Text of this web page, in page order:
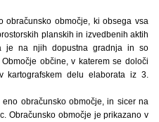
območje, ki obsega vsa
planskih in izvedbenih aktih
je na njih dopustna gradnja in so
občine, v katerem se določi
kartografskem delu elaborata iz 3.
obračunsko območje, in sicer na
Obračunsko območje je prikazano v